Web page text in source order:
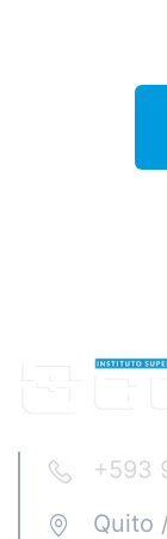
+593
Quito